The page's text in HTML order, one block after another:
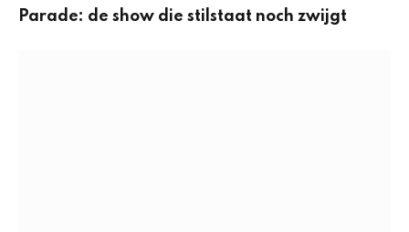
Parade: de show die stilstaat noch zwijgt